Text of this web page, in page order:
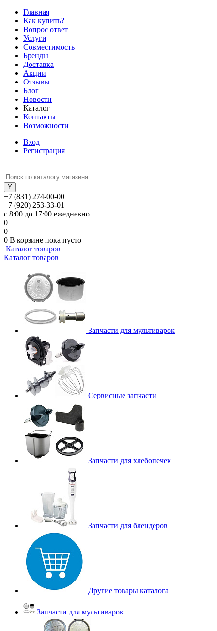
Главная
Как купить?
Вопрос ответ
Услуги
Совместимость
Бренды
Доставка
Акции
Отзывы
Блог
Новости
Каталог
Контакты
Возможности
Вход
Регистрация
+7 (831) 274-00-00
+7 (920) 253-33-01
с 8:00 до 17:00 ежедневно
0
0
0 В корзине пока пусто
Каталог товаров
Каталог товаров
Запчасти для мультиварок
Сервисные запчасти
Запчасти для хлебопечек
Запчасти для блендеров
Другие товары каталога
Запчасти для мультиварок